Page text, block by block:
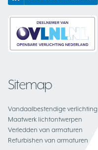
Sitemap
Vandaalbestendige verlichting
Maatwerk lichtontwerpen
Verledden van armaturen
Refurbishen van armaturen